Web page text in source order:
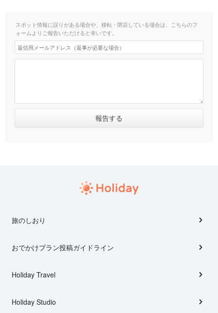
スポット情報に誤りがある場合や、移転・閉店している場合は、こちらのフ
ォームよりご報告いただけると幸いです。
旅のしおり
おでかけプラン投稿ガイドライン
Holiday Travel
Holiday Studio